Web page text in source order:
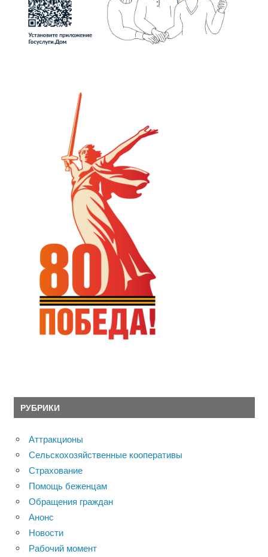
РУБРИКИ
Аттракционы
Сельскохозяйственные кооперативы
Страхование
Помощь беженцам
Обращения граждан
Анонс
Новости
Рабочий момент